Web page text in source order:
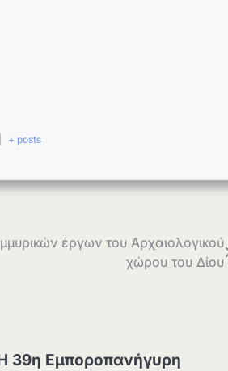
+ posts
έργων του Αρχαιολογικού
χώρου του Δίου
39η Εμποροπανήγυρη